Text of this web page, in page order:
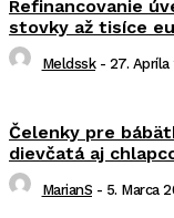
Refinancovanie
stovky až tisíce
Meldssk - 27. Apríla
Čelenky pre
dievčatá aj
MarianS - 5. Marca